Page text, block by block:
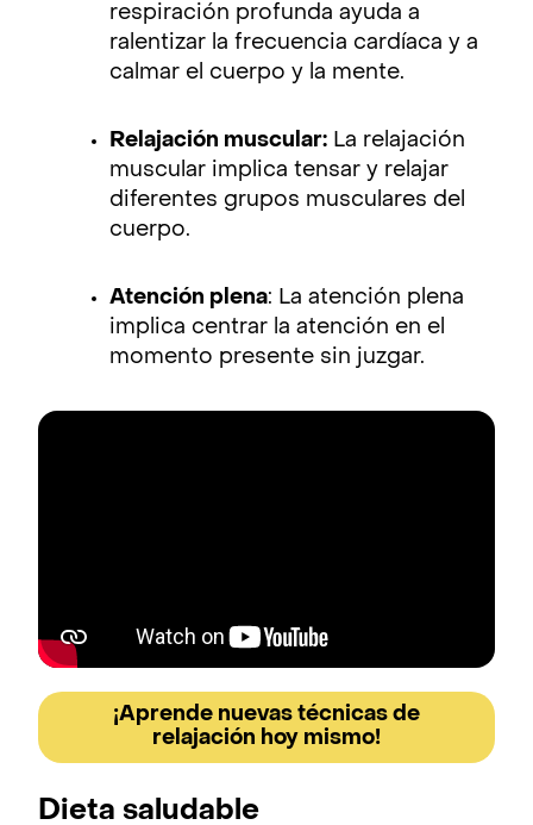
respiración profunda ayuda a
ralentizar la frecuencia cardíaca y a
calmar el cuerpo y la mente.
Relajación muscular: La relajación
muscular implica tensar y relajar
diferentes grupos musculares del
cuerpo.
Atención plena: La atención plena
implica centrar la atención en el
momento presente sin juzgar.
¡Aprende nuevas técnicas de
relajación hoy mismo!
Dieta saludable